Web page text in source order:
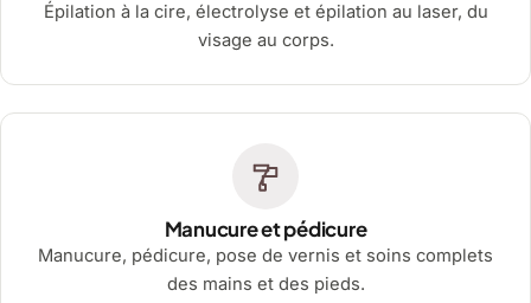
Épilation à la cire, électrolyse et épilation au laser, du
visage au corps.
Manucure et pédicure
Manucure, pédicure, pose de vernis et soins complets
des mains et des pieds.